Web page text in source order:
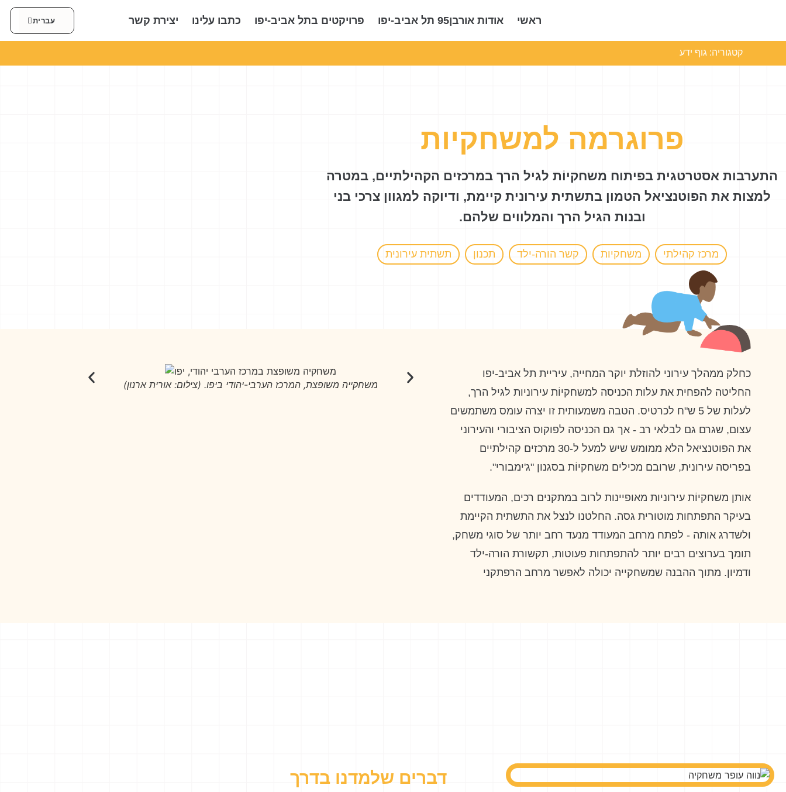
ראשי אודות אורבן95 תל אביב-יפו פרויקטים בתל אביב-יפו כתבו עלינו יצירת קשר עברית
English
קטגוריה: גוף ידע
פרוגרמה למשחקיות
התערבות אסטרטגית בפיתוח משחקיוֹת לגיל הרך במרכזים הקהילתיים, במטרה
למצות את הפוטנציאל הטמון בתשתית עירונית קיימת, ודיוקה למגוון צרכי בני
ובנות הגיל הרך והמלווים שלהם.
מרכז קהילתי משחקיות קשר הורה-ילד תכנון תשתית עירונית
כחלק ממהלך עירוני להוזלת יוקר המחייה, עיריית תל אביב-יפו
החליטה להפחית את עלות הכניסה למשחקיוֹת עירוניות לגיל הרך,
לעלות של 5 ש"ח לכרטיס. הטבה משמעותית זו יצרה עומס משתמשים
עצום, שגרם גם לבלאי רב - אך גם הכניסה לפוקוס הציבורי והעירוני
את הפוטנציאל הלא ממומש שיש למעל ל-30 מרכזים קהילתיים
בפריסה עירונית, שרובם מכילים משחקיוֹת בסגנון "ג'ימבורי".
אותן משחקיוֹת עירוניות מאופיינות לרוב במתקנים רכים, המעודדים
בעיקר התפתחות מוטורית גסה. החלטנו לנצל את התשתית הקיימת
ולשדרג אותה - לפתח מרחב המעודד מנעד רחב יותר של סוגי משחק,
תומך בערוצים רבים יותר להתפתחות פעוטות, תקשורת הורה-ילד
ודמיון. מתוך ההבנה שמשחקייה יכולה לאפשר מרחב הרפתקני
לטובת תהליך כתיבת הפרוגרמה הקמנו צוות מקצועישכלל את אגף
משחקייה משופצת, המרכז הערבי-יהודי ביפו. (צילום: אורית ארנון) משחקייה משופצת, המרכז הערבי-יהודי ביפו. (צילום: אורית ארנון)
דברים שלמדנו בדרך